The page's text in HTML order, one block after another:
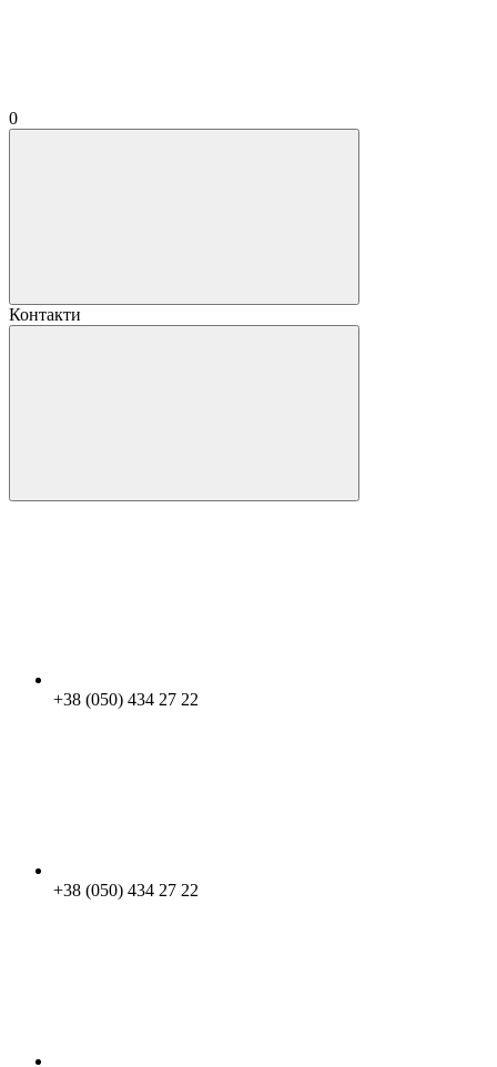
0
Контакти
+38 (050) 434 27 22
+38 (050) 434 27 22